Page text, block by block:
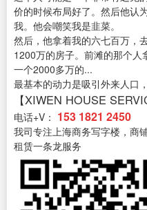
价的时候布局好了。然后他认
我。他会嘲笑我是韭菜。
然后，他拿着我的六七百万，
1200万的房子。前滩的那个
一个2000多万的...
最基本的动力是吸引外来人口
【XIWEN HOUSE
电话+V： 153 1821 2450
我司专注上海商务写字楼，商
租赁一条龙服务